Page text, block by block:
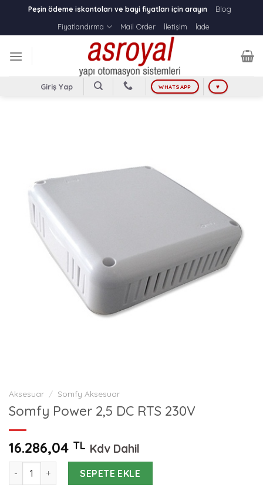
content
Peşin ödeme iskontoları ve bayi fiyatları için arayın
Blog
Fiyatlandırma
Mail Order İletişim İade
Giriş Yap WHATSAPP ♥
Aksesuar / Somfy Aksesuar
Somfy Power 2,5 DC RTS 230V
16.286,04 TL Kdv Dahil
Somfy Power 2,5 DC RTS 230V adet
SEPETE EKLE